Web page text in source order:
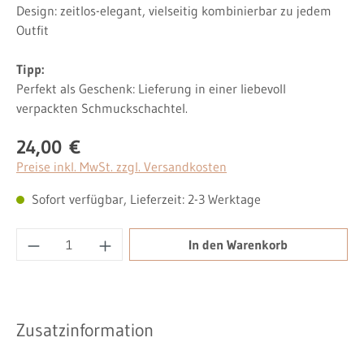
Design: zeitlos-elegant, vielseitig kombinierbar zu jedem
Outfit
Tipp:
Perfekt als Geschenk: Lieferung in einer liebevoll
verpackten Schmuckschachtel.
Regulärer Preis:
24,00 €
Preise inkl. MwSt. zzgl. Versandkosten
Sofort verfügbar, Lieferzeit: 2-3 Werktage
Produkt Anzahl: Gib den gewünschten
In den Warenkorb
Zusatzinformation